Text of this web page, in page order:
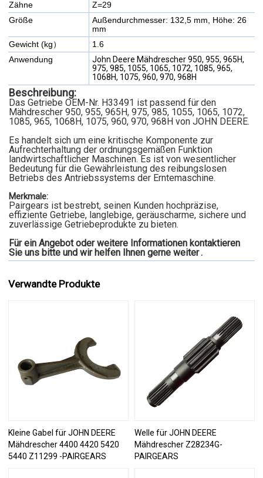
Zähne
Z=29
Größe
Außendurchmesser: 132,5 mm, Höhe: 26
mm
Gewicht (kg）
1.6
Anwendung
John Deere Mähdrescher 950, 955, 965H,
975, 985, 1055, 1065, 1072, 1085, 965,
1068H, 1075, 960, 970, 968H
Beschreibung:
Das Getriebe OEM-Nr. H33491 ist passend fürden
Mähdrescher 950, 955, 965H, 975, 985, 1055, 1065, 1072,
1085, 965, 1068H, 1075, 960, 970, 968H von JOHN DEERE.
Es handelt sich um eine kritische Komponente zur
Aufrechterhaltung der ordnungsgemäßen Funktion
landwirtschaftlicher Maschinen. Es ist von wesentlicher
Bedeutung für die Gewährleistung des reibungslosen
Betriebs des Antriebssystems der Erntemaschine.
Merkmale:
Pairgears ist bestrebt, seinen Kunden hochpräzise,
effiziente Getriebe, langlebige, geräuscharme, sichere und
zuverlässige Getriebeprodukte zu bieten.
Für ein Angebot oder weitere Informationen kontaktieren
Sie uns bitte und wir helfen Ihnen gerne weiter.
Verwandte Produkte
Kleine Gabel für JOHN DEERE
Mähdrescher 4400 4420 5420
5440 Z11299 -PAIRGEARS
Welle für JOHN DEERE
Mähdrescher Z28234G-
PAIRGEARS